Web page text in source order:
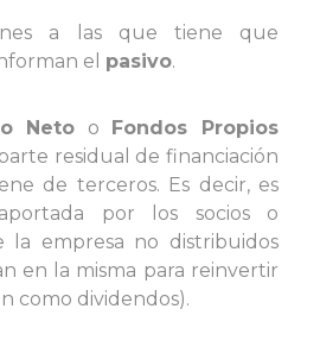
a las que tiene que
el pasivo.
Neto o Fondos Propios
residual de financiación
de terceros. Es decir, es
por los socios o
la empresa no distribuidos
en la misma para reinvertir
como dividendos).